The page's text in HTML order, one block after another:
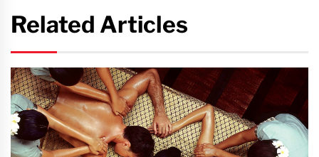
Related Articles